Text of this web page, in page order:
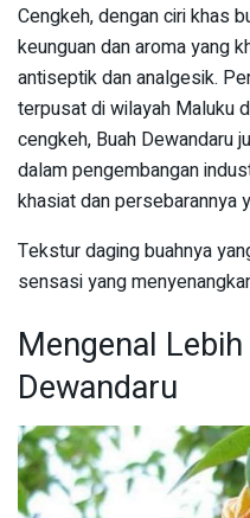
Cengkeh, dengan ciri khas
keunguan dan aroma yang
antiseptik dan analgesik.
terpusat di wilayah Maluku
cengkeh, Buah Dewandaru
dalam pengembangan
khasiat dan persebarannya
Tekstur daging buahnya
sensasi yang
Mengenal
Dewandaru